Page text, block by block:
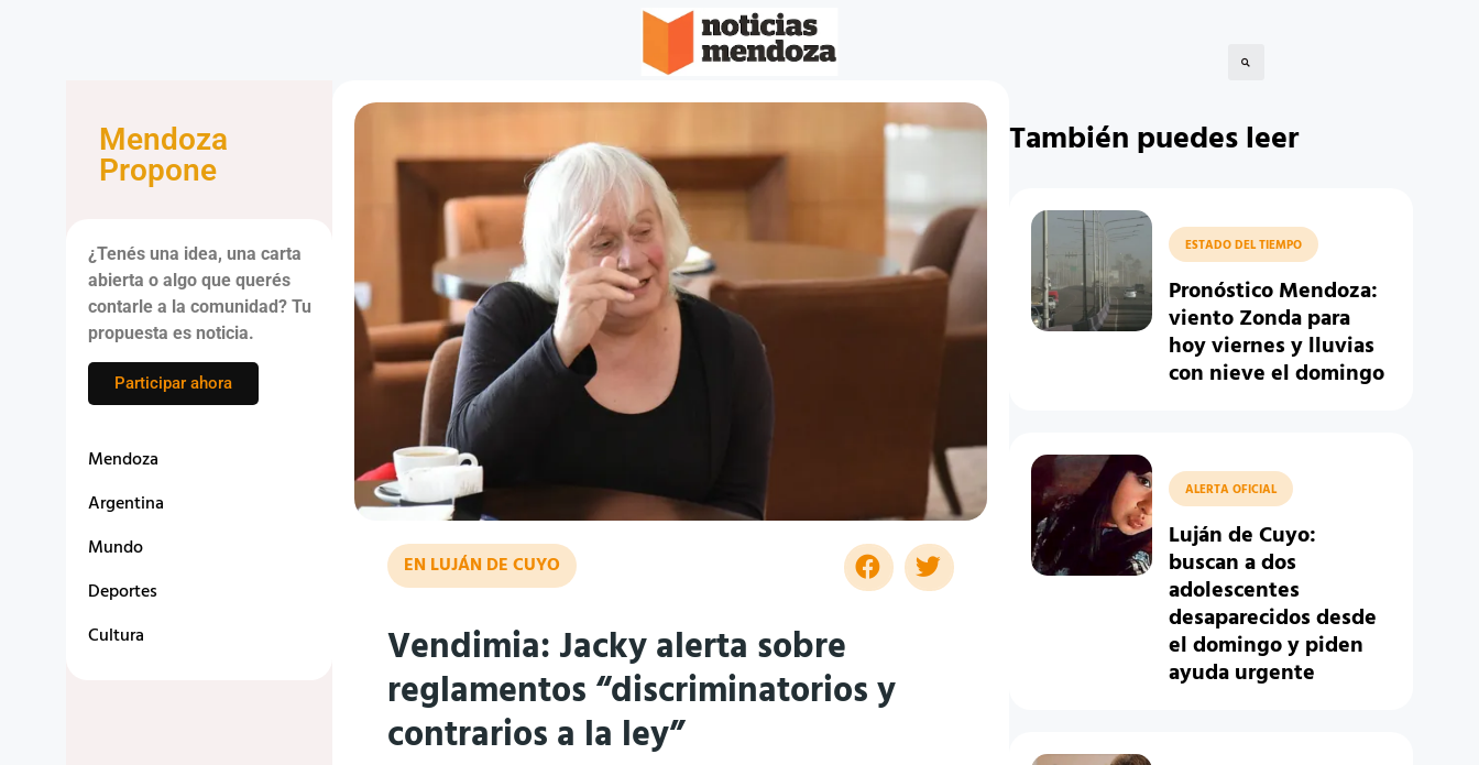
Mendoza
Propone
¿Tenés una idea, una carta
abierta o algo que querés
contarle a la comunidad? Tu
propuesta es noticia.
Participar ahora
Mendoza
Argentina
Mundo
Deportes
Cultura
EN LUJÁN DE CUYO
Vendimia: Jacky alerta sobre
reglamentos “discriminatorios y
contrarios a la ley”
También puedes leer
ESTADO DEL TIEMPO
Pronóstico Mendoza:
viento Zonda para
hoy viernes y lluvias
con nieve el domingo
ALERTA OFICIAL
Luján de Cuyo:
buscan a dos
adolescentes
desaparecidos desde
el domingo y piden
ayuda urgente